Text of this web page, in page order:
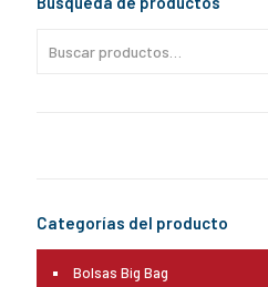
Categorías del producto
Bolsas Big Bag